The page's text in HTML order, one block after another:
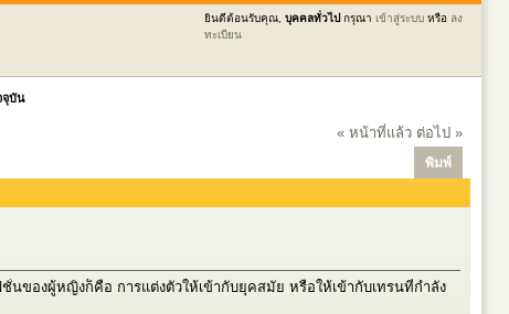
ยินดีต้อนรับคุณ, บุคคลทั่วไป กรุณา เข้าสู่ระบบ หรือ ลง
ทะเบียน
จุบัน
« หน้าที่แล้ว ต่อไป »
พิมพ์
ของผู้หญิงก็คือ การแต่งตัวให้เข้ากับยุคสมัย หรือให้เข้ากับเทรนที่กำลัง